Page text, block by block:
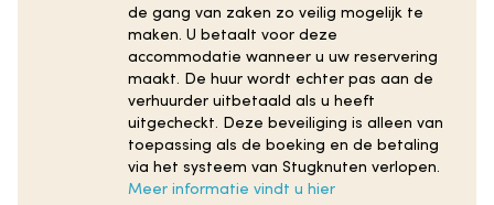
de gang van zaken zo veilig mogelijk te
maken. U betaalt voor deze
accommodatie wanneer u uw reservering
maakt. De huur wordt echter pas aan de
verhuurder uitbetaald als u heeft
uitgecheckt. Deze beveiliging is alleen van
toepassing als de boeking en de betaling
via het systeem van Stugknuten verlopen.
Meer informatie vindt u hier